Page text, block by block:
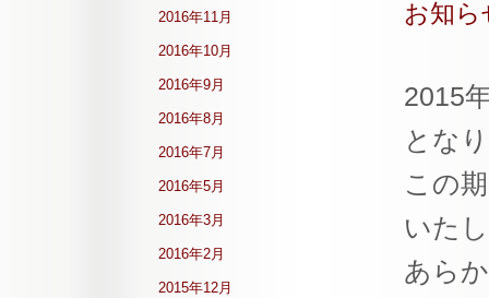
お知ら
2015
とな
この
いた
あら
2016年11月
2016年10月
2016年9月
2016年8月
2016年7月
2016年5月
2016年3月
2016年2月
2015年12月